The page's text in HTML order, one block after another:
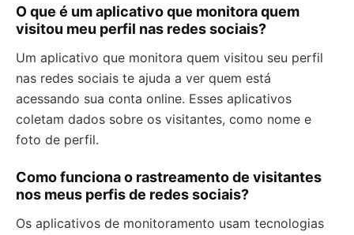
O que é um aplicativo que monitora quem
visitou meu perfil nas redes sociais?
Um aplicativo que monitora quem visitou seu perfil
nas redes sociais te ajuda a ver quem está
acessando sua conta online. Esses aplicativos
coletam dados sobre os visitantes, como nome e
foto de perfil.
Como funciona o rastreamento de visitantes
nos meus perfis de redes sociais?
Os aplicativos de monitoramento usam tecnologias